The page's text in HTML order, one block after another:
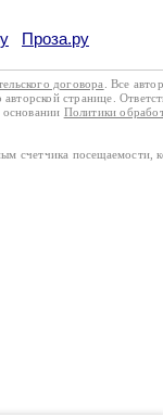
Проза.ру
договора
. Все
странице.
основании Политики
счетчика посещаемости,